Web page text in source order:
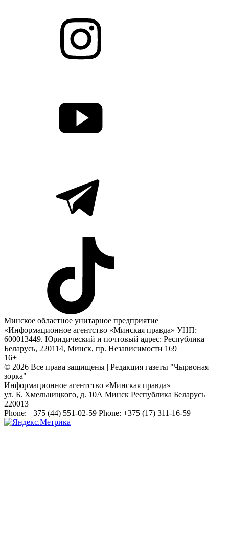
Минское областное унитарное предприятие
«Информационное агентство «Минская правда» УНП:
600013449. Юридический и почтовый адрес: Республика
Беларусь, 220114, Минск, пр. Независимости 169
16+
© 2026 Все права защищены | Редакция газеты "Чырвоная
зорка"
Информационное агентство «Минская правда»
ул. Б. Хмельницкого, д. 10А Минск Республика Беларусь
220013
Phone: +375 (44) 551-02-59 Phone: +375 (17) 311-16-59